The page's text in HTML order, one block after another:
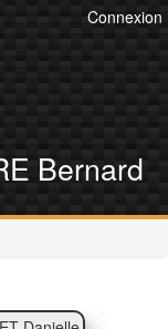
Connexion
Bernard